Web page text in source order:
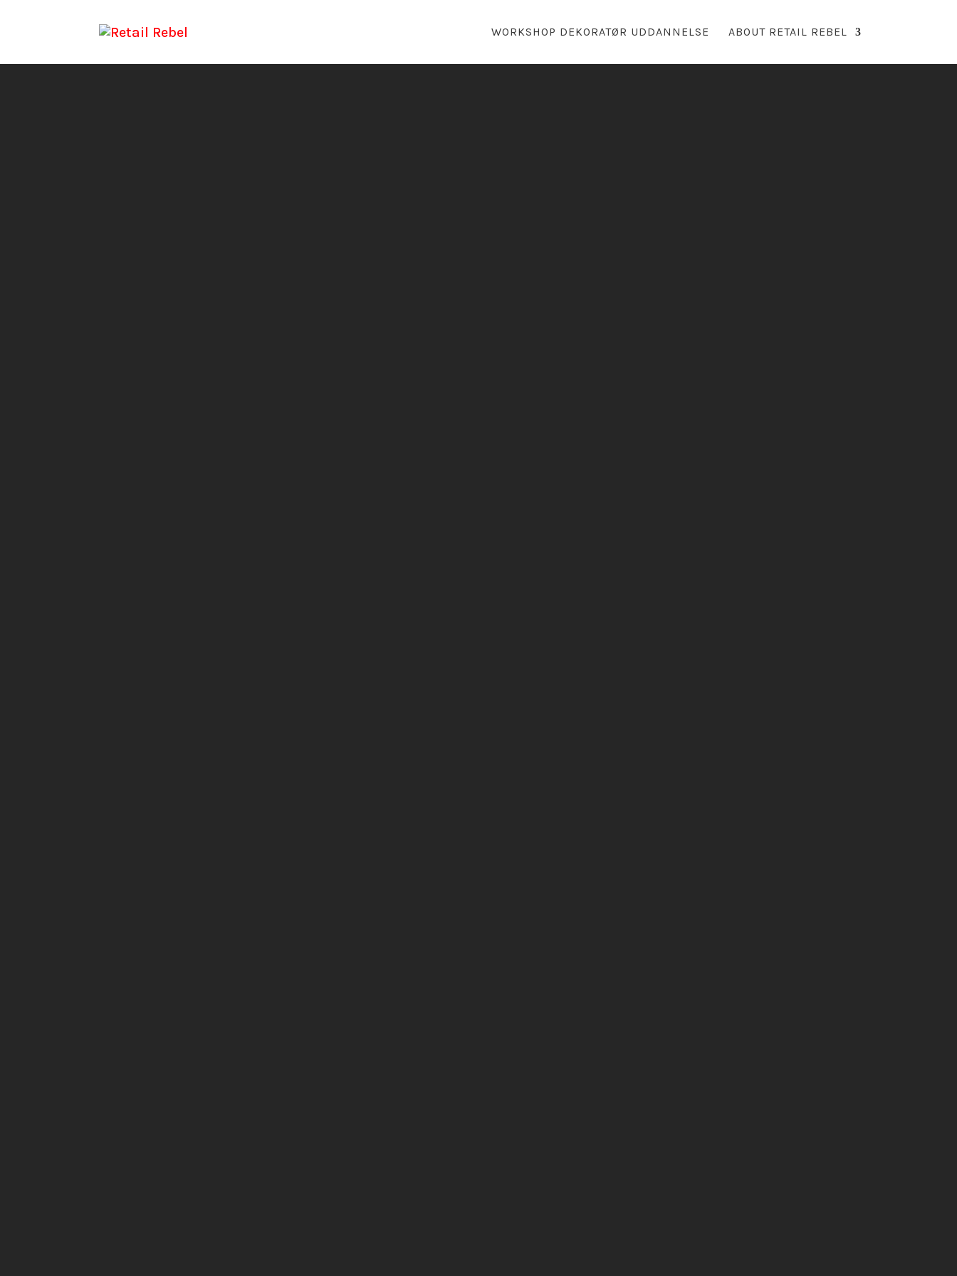
WORKSHOP DEKORATØR UDDANNELSE ABOUT RETAIL REBEL